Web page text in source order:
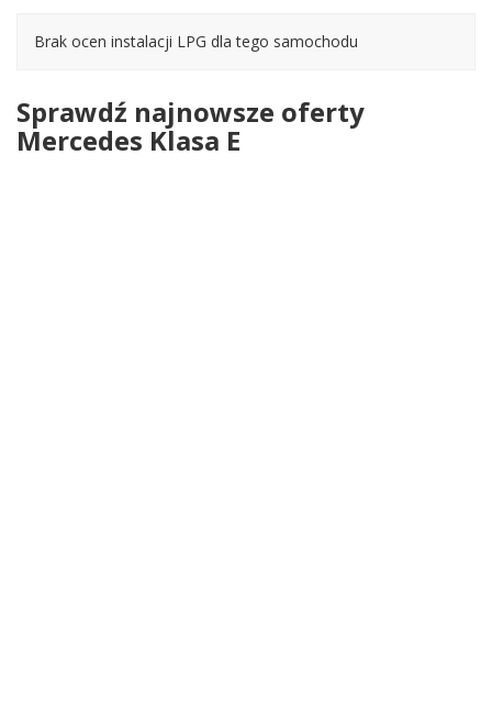
Brak ocen instalacji LPG dla tego samochodu
Sprawdź najnowsze oferty
Mercedes Klasa E